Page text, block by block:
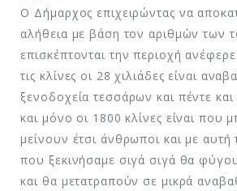
Ο Δήμαρχος επιχειρώντας να
αλήθεια με βάση τον αριθμών των
επισκέπτονται την περιοχή
τις κλίνες οι 28 χιλιάδες είναι
ξενοδοχεία τεσσάρων και πέντε
και μόνο οι 1800 κλίνες είναι που
μείνουν έτσι άνθρωποι και με αυτή
που ξεκινήσαμε σιγά σιγά θα
και θα μετατραπούν σε μικρά